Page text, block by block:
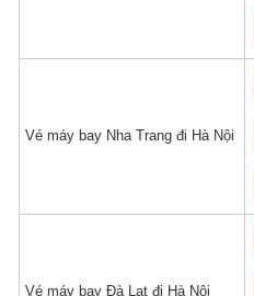
Vé máy bay Nha Trang đi Hà Nội
Vé máy bay Đà Lạt đi Hà Nội